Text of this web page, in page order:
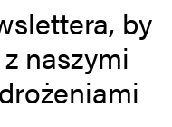
by
naszymi